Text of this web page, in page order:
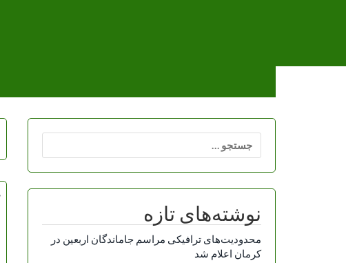
برای:
نوشته‌های تازه
محدودیت‌های ترافیکی مراسم جاماندگان اربعین در
کرمان اعلام شد